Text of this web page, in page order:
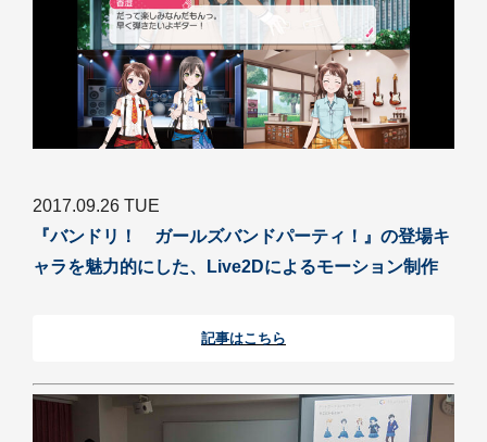
2017.09.26 TUE
『バンドリ！ ガールズバンドパーティ！』の登場キ
ャラを魅力的にした、Live2Dによるモーション制作
記事はこちら